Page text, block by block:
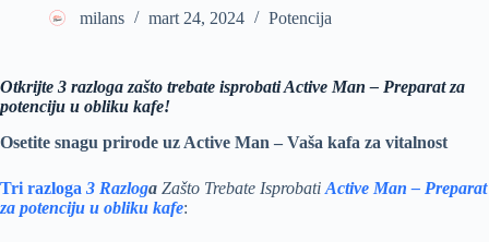
milans mart 24, 2024 Potencija
Otkrijte 3 razloga zašto trebate isprobati Active Man – Preparat za
potenciju u obliku kafe!
Osetite snagu prirode uz Active Man – Vaša kafa za vitalnost
Tri razloga 3 Razloga Zašto Trebate Isprobati Active Man – Preparat
za potenciju u obliku kafe: